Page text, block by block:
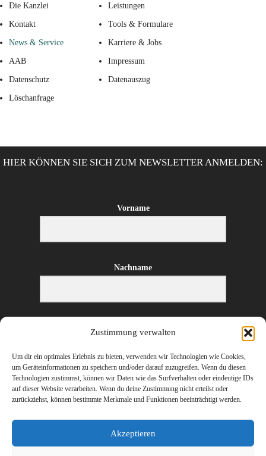
Zustimmung verwalten
Um dir ein optimales Erlebnis zu bieten, verwenden wir Technologien wie Cookies,
um Geräteinformationen zu speichern und/oder darauf zuzugreifen. Wenn du diesen
Technologien zustimmst, können wir Daten wie das Surfverhalten oder eindeutige IDs
auf dieser Website verarbeiten. Wenn du deine Zustimmung nicht erteilst oder
zurückziehst, können bestimmte Merkmale und Funktionen beeinträchtigt werden.
Akzeptieren
Die Kanzlei Leistungen
Kontakt Tools & Formulare
News & Service Karriere & Jobs
AAB Impressum
Datenschutz Datenauszug
Löschanfrage
HIER KÖNNEN SIE SICH ZUM NEWSLETTER ANMELDEN:
Vorname
Nachname
E-Mail-Adresse
ANMELDEN